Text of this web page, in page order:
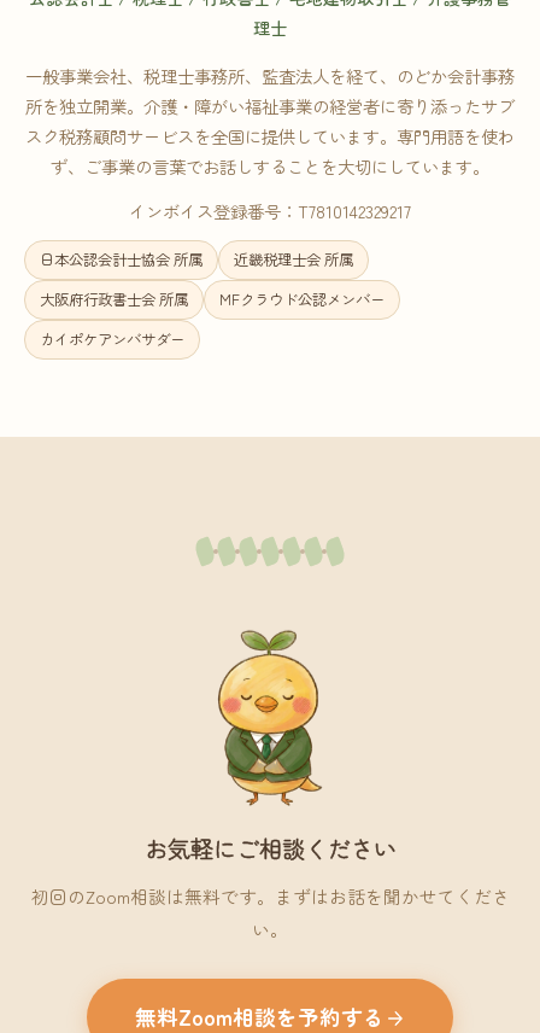
理士
一般事業会社、税理士事務所、監査法人を経て、のどか会計事務
所を独立開業。介護・障がい福祉事業の経営者に寄り添ったサブ
スク税務顧問サービスを全国に提供しています。専門用語を使わ
ず、ご事業の言葉でお話しすることを大切にしています。
インボイス登録番号：T7810142329217
日本公認会計士協会 所属
近畿税理士会 所属
大阪府行政書士会 所属
MFクラウド公認メンバー
カイポケアンバサダー
お気軽にご相談ください
初回のZoom相談は無料です。まずはお話を聞かせてくださ
い。
無料Zoom相談を予約する